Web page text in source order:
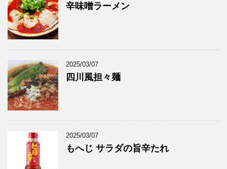
辛味噌ラーメン
2025/03/07
四川風担々麺
2025/03/07
もへじ サラダの旨辛たれ